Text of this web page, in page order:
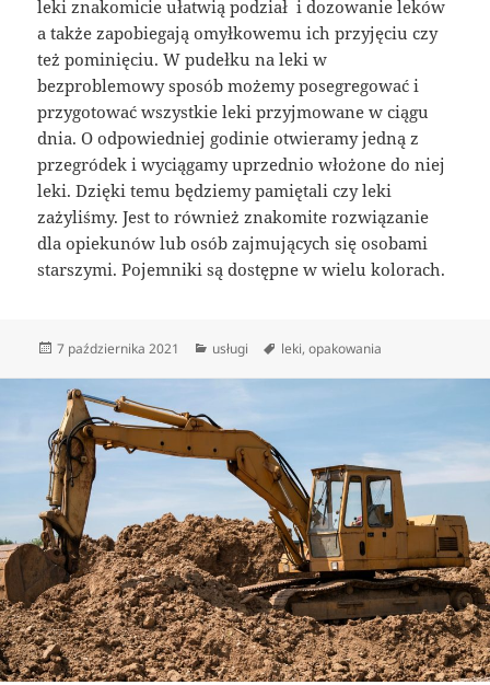
leki znakomicie ułatwią podział i dozowanie leków
a także zapobiegają omyłkowemu ich przyjęciu czy
też pominięciu. W pudełku na leki w
bezproblemowy sposób możemy posegregować i
przygotować wszystkie leki przyjmowane w ciągu
dnia. O odpowiedniej godinie otwieramy jedną z
przegródek i wyciągamy uprzednio włożone do niej
leki. Dzięki temu będziemy pamiętali czy leki
zażyliśmy. Jest to również znakomite rozwiązanie
dla opiekunów lub osób zajmujących się osobami
starszymi. Pojemniki są dostępne w wielu kolorach.
Data
7 października 2021 Kategorie
usługi Tagi
leki,opakowania